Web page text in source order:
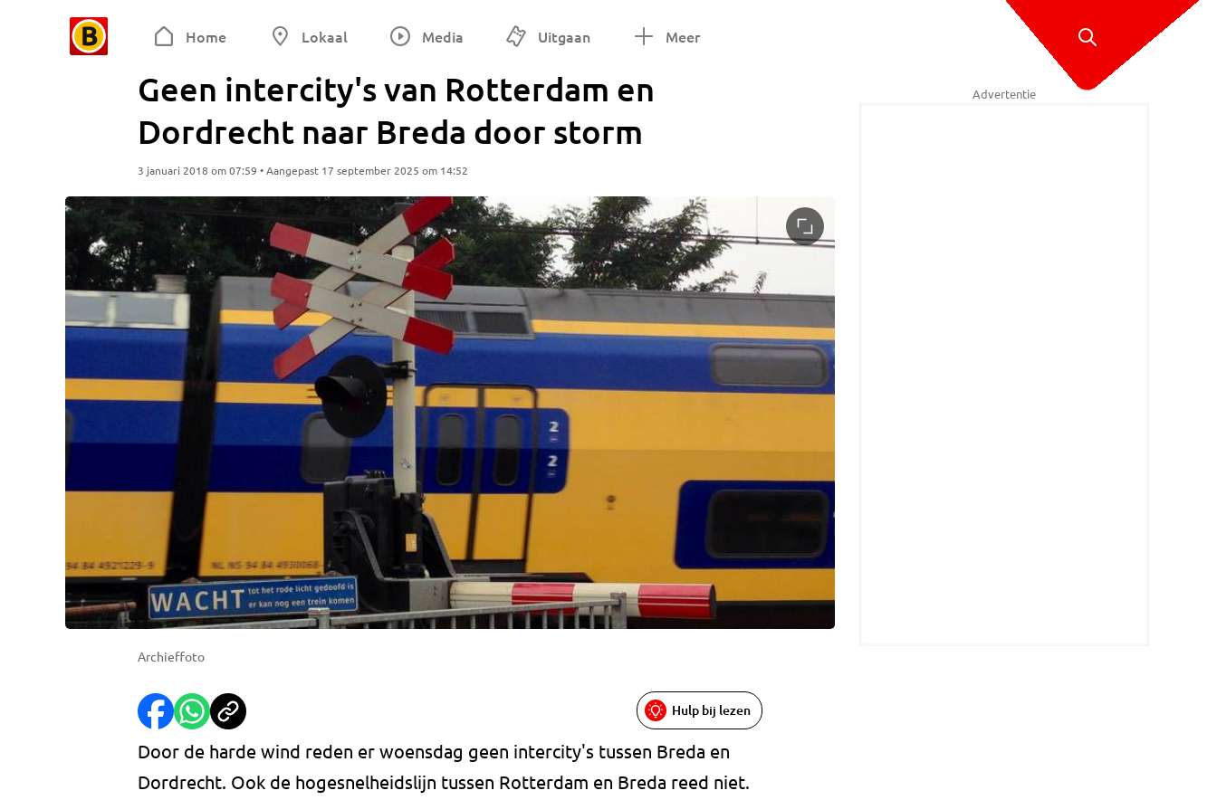
Home Lokaal Media Uitgaan Meer
Geen intercity's van Rotterdam en
Dordrecht naar Breda door storm
3 januari 2018 om 07:59 • Aangepast 17 september 2025 om 14:52
Archieffoto
Hulp bij lezen
Door de harde wind reden er woensdag geen intercity's tussen Breda en
Dordrecht. Ook de hogesnelheidslijn tussen Rotterdam en Breda reed niet.
Advertentie